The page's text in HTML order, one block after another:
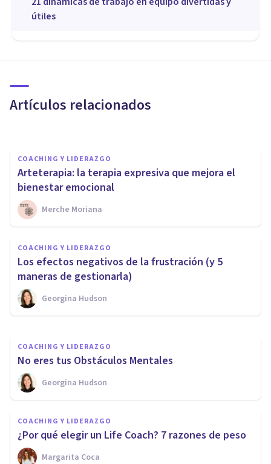
útiles
Artículos relacionados
síntomas y cómo superarlo
COACHING Y LIDERAZGO
Arteterapia: la terapia expresiva que mejora el
bienestar emocional
Merche Moriana
COACHING Y LIDERAZGO
Los efectos negativos de la frustración (y 5
maneras de gestionarla)
Georgina Hudson
COACHING Y LIDERAZGO
¿Por qué la Inteligencia
Emocional es clave en el
Coaching?
Escuela Mediterránea De Psicología
COACHING Y LIDERAZGO
No eres tus Obstáculos Mentales
Georgina Hudson
COACHING Y LIDERAZGO
¿Por qué elegir un Life Coach? 7 razones de peso
Margarita Coca